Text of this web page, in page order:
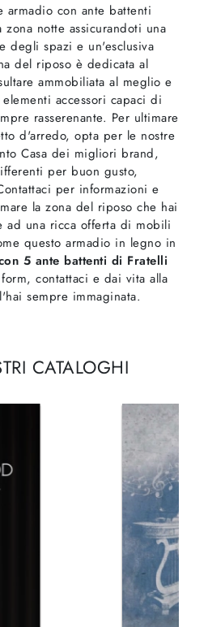
con ante battenti
notte assicurandoti una
degli spazi e un'esclusiva
del riposo è dedicata al
ammobiliata al meglio e
accessori capaci di
rasserenante. Per ultimare
d'arredo, opta per le nostre
Casa dei migliori brand,
per buon gusto,
per informazioni e
la zona del riposo che hai
ad una ricca offerta di mobili
questo armadio in legno in
5 ante battenti di Fratelli
contattaci e dai vita alla
sempre immaginata.
CATALOGHI